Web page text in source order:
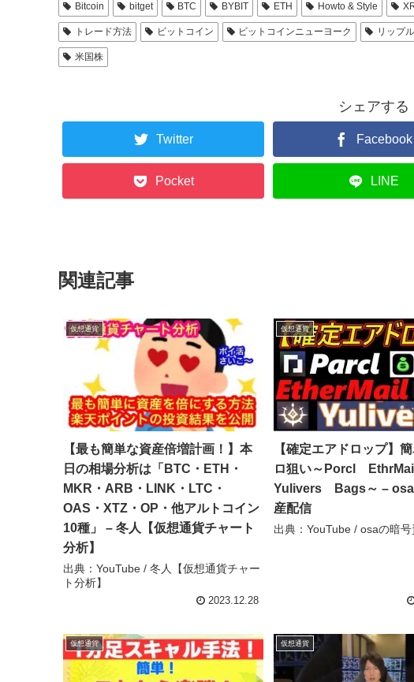
Bitcoin bitget BTC BYBIT ETH Howto & Style
トレード方法 ビットコイン ビットコインニューヨーク リップル
米国株
シェアする
Twitter Facebook
Pocket LINE
関連記事
仮想通貨
【最も簡単な資産倍増計画！】本
日の相場分析は「BTC・ETH・
MKR・ARB・LINK・LTC・
OAS・XTZ・OP・他アルトコイン
10種」 – 冬人【仮想通貨チャート
分析】
出典：YouTube / 冬人【仮想通貨チャー
ト分析】
2023.12.28
仮想通貨
【確定エアドロップ】
ロ狙い～Porcl
Yulivers Bags～ – osa
産配信
出典：YouTube / osaの暗
仮想通貨 仮想通貨